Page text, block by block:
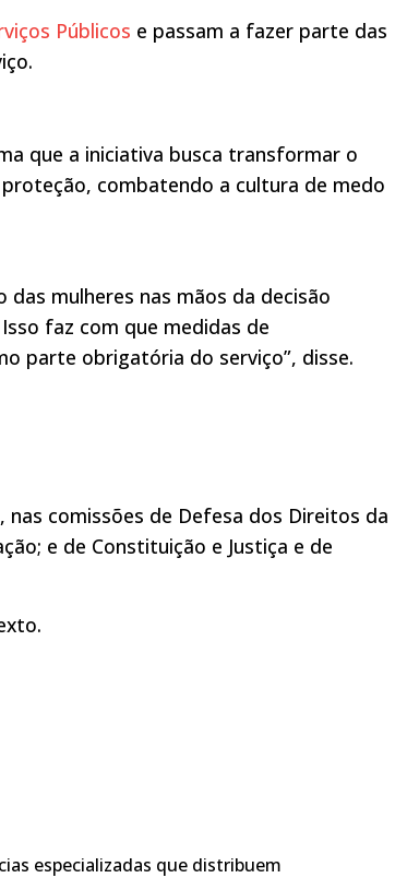
Públicos e passam a fazer parte das
que a iniciativa busca transformar o
combatendo a cultura de medo
mulheres nas mãos da decisão
faz com que medidas de
parte obrigatória do serviço”, disse.
comissões de Defesa dos Direitos da
e de Constituição e Justiça e de
especializadas que distribuem